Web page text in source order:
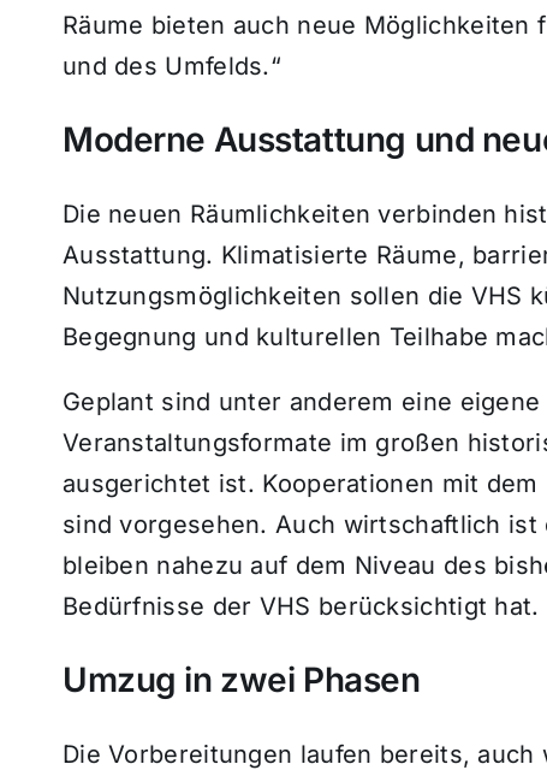
Räume bieten auch neue
und des Umfelds.“
Moderne Ausstattung und
Die neuen Räumlichkeiten verbinden
Ausstattung. Klimatisierte Räume,
Nutzungsmöglichkeiten sollen die VHS
Begegnung und kulturellen Teilhabe
Geplant sind unter anderem eine
Veranstaltungsformate im großen
ausgerichtet ist. Kooperationen mit
sind vorgesehen. Auch wirtschaftlich
bleiben nahezu auf dem Niveau des
Bedürfnisse der VHS berücksichtigt hat.
Umzug in zwei Phasen
Die Vorbereitungen laufen bereits,